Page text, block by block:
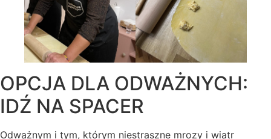
OPCJA DLA ODWAŻNYCH:
IDŹ NA SPACER
Odważnym i tym, którym niestraszne mrozy i wiatr